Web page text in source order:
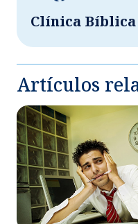
Clínica Bíblica
Artículos